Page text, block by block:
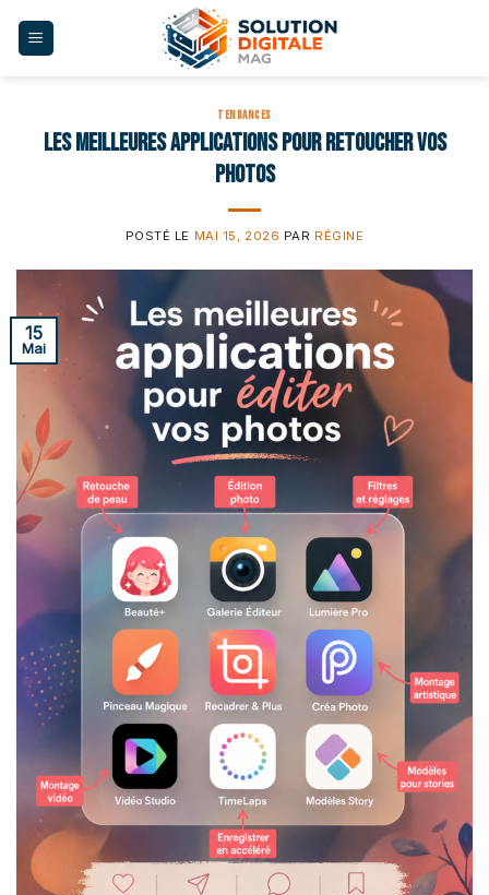
TENDANCES
Les meilleures applications pour retoucher vos
photos
POSTÉ LE MAI 15, 2026 PAR RÉGINE
15
Mai